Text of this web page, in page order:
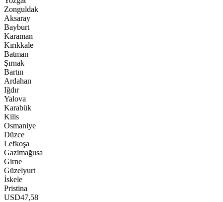
Zonguldak
Aksaray
Bayburt
Karaman
Kırıkkale
Batman
Şırnak
Bartın
Ardahan
Iğdır
Yalova
Karabük
Kilis
Osmaniye
Düzce
Lefkoşa
Gazimağusa
Girne
Güzelyurt
İskele
Pristina
USD47,58